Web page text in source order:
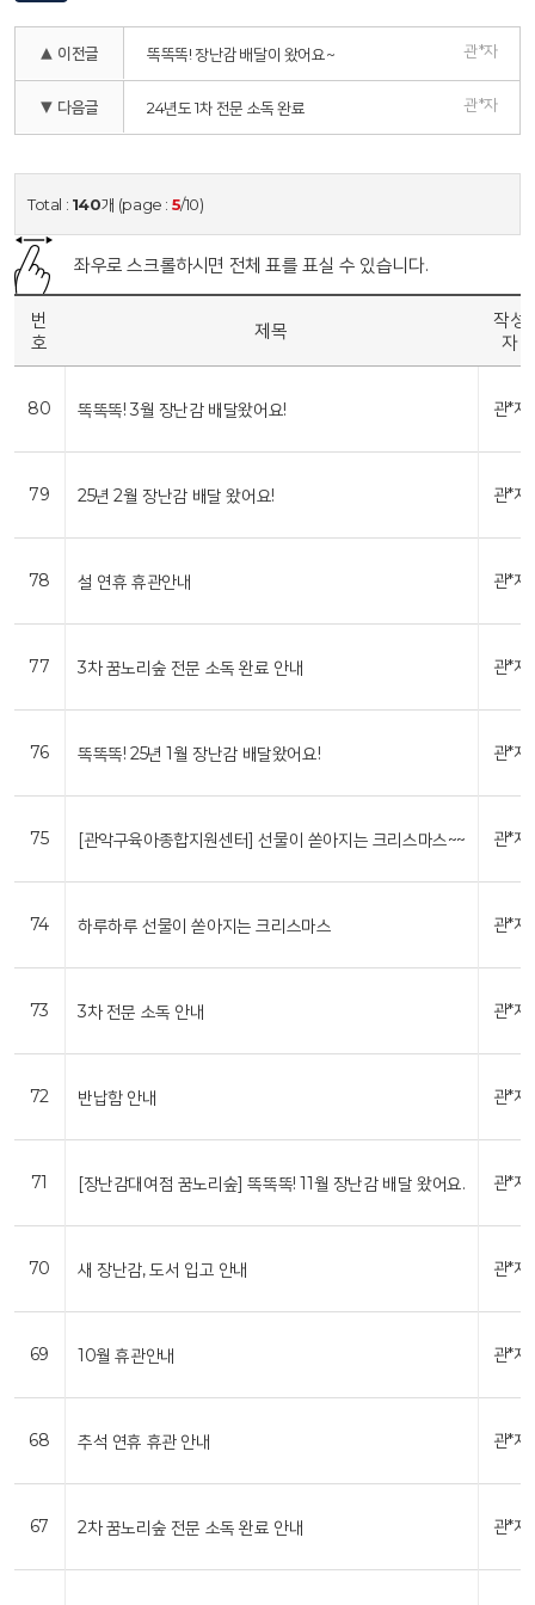
▲ 이전글 똑똑똑! 장난감 배달이 왔어요~ 관*자
▼ 다음글 24년도 1차 전문 소독 완료 관*자
Total : 140개 (page : 5/10)
좌우로 스크롤하시면 전체 표를 표실 수 있습니다.
번
호
제목
작성
자
80 똑똑똑! 3월 장난감 배달왔어요! 관*자
79 25년 2월 장난감 배달 왔어요! 관*자
78 설 연휴 휴관안내 관*자
77 3차 꿈노리숲 전문 소독 완료 안내 관*자
76 똑똑똑! 25년 1월 장난감 배달왔어요! 관*자
75 [관악구육아종합지원센터] 선물이 쏟아지는 크리스마스~~ 관*자
74 하루하루 선물이 쏟아지는 크리스마스 관*자
73 3차 전문 소독 안내 관*자
72 반납함 안내 관*자
71 [장난감대여점 꿈노리숲] 똑똑똑! 11월 장난감 배달 왔어요. 관*자
70 새 장난감, 도서 입고 안내 관*자
69 10월 휴관안내 관*자
68 추석 연휴 휴관 안내 관*자
67 2차 꿈노리숲 전문 소독 완료 안내 관*자